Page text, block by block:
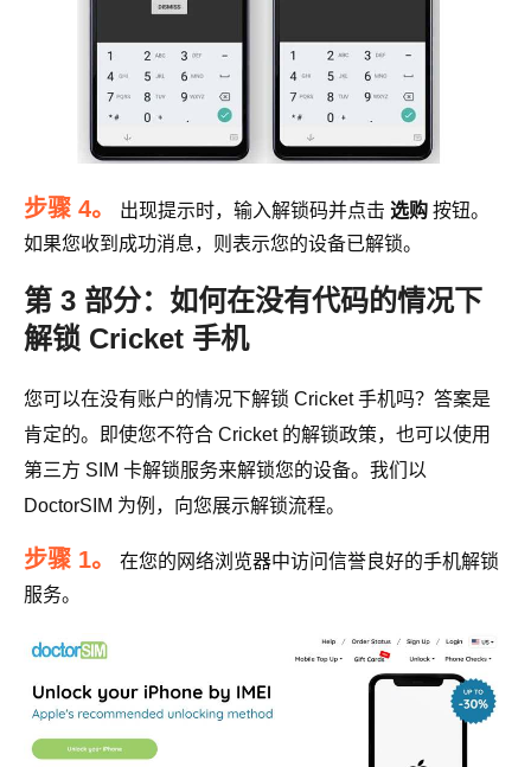
步骤 4。 出现提示时，输入解锁码并点击 选购 按钮。
如果您收到成功消息，则表示您的设备已解锁。
第 3 部分：如何在没有代码的情况下
解锁 Cricket 手机
您可以在没有账户的情况下解锁 Cricket 手机吗？答案是
肯定的。即使您不符合 Cricket 的解锁政策，也可以使用
第三方 SIM 卡解锁服务来解锁您的设备。我们以
DoctorSIM 为例，向您展示解锁流程。
步骤 1。
在您的网络浏览器中访问信誉良好的手机解锁
服务。